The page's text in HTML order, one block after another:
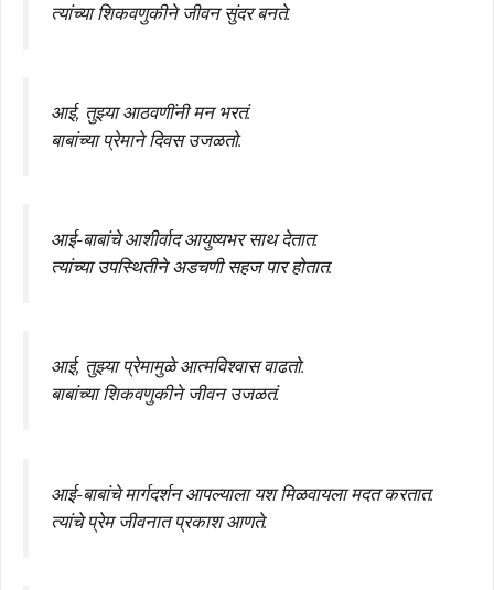
त्यांच्या शिकवणुकीने जीवन सुंदर बनते.
आई, तुझ्या आठवणींनी मन भरतं.
बाबांच्या प्रेमाने दिवस उजळतो.
आई-बाबांचे आशीर्वाद आयुष्यभर साथ देतात.
त्यांच्या उपस्थितीने अडचणी सहज पार होतात.
आई, तुझ्या प्रेमामुळे आत्मविश्वास वाढतो.
बाबांच्या शिकवणुकीने जीवन उजळतं.
आई-बाबांचे मार्गदर्शन आपल्याला यश मिळवायला मदत करतात.
त्यांचे प्रेम जीवनात प्रकाश आणते.